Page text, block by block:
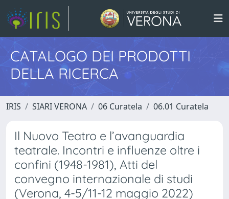
CATALOGO DEI PRODOTTI
DELLA RICERCA
IRIS SIARI VERONA 06 Curatela 06.01 Curatela
Il Nuovo Teatro e l’avanguardia
teatrale. Incontri e influenze oltre i
confini (1948-1981), Atti del
convegno internazionale di studi
(Verona, 4-5/11-12 maggio 2022)